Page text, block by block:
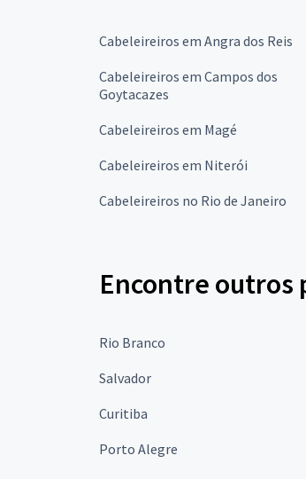
Cabeleireiros em Angra dos Reis
Cabeleireiros em Campos dos
Goytacazes
Cabeleireiros em Magé
Cabeleireiros em Niterói
Cabeleireiros no Rio de Janeiro
Encontre outros
Rio Branco
Salvador
Curitiba
Porto Alegre